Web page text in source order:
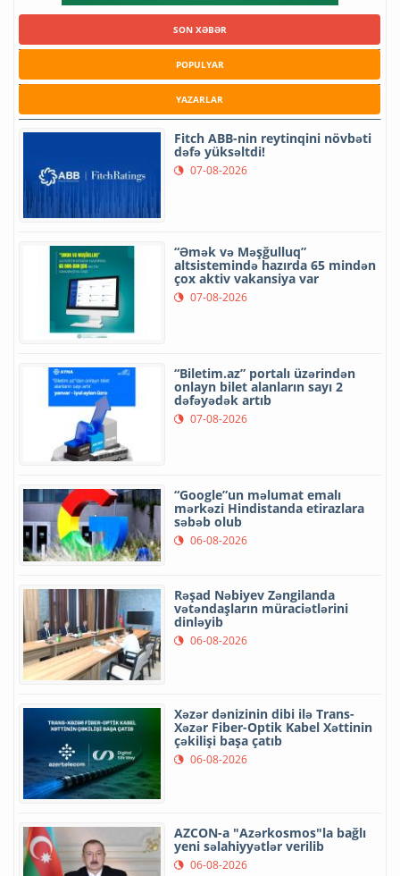
SON XƏBƏR
POPULYAR
YAZARLAR
Fitch ABB-nin reytinqini növbəti
dəfə yüksəltdi!
07-08-2026
“Əmək və Məşğulluq”
altsistemində hazırda 65 mindən
çox aktiv vakansiya var
07-08-2026
“Biletim.az” portalı üzərindən
onlayn bilet alanların sayı 2
dəfəyədək artıb
07-08-2026
“Google”un məlumat emalı
mərkəzi Hindistanda etirazlara
səbəb olub
06-08-2026
Rəşad Nəbiyev Zəngilanda
vətəndaşların müraciətlərini
dinləyib
06-08-2026
Xəzər dənizinin dibi ilə Trans-
Xəzər Fiber-Optik Kabel Xəttinin
çəkilişi başa çatıb
06-08-2026
AZCON-a "Azərkosmos"la bağlı
yeni səlahiyyətlər verilib
06-08-2026